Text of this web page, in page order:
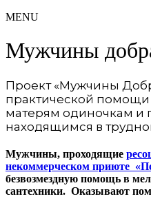
MENU
Мужчины
Проект «Мужчины
практической
матерям одиночкам и
находящимся в
Мужчины, проходящие
некоммерческом приюте
безвозмездную помощь в
сантехники. Оказывают